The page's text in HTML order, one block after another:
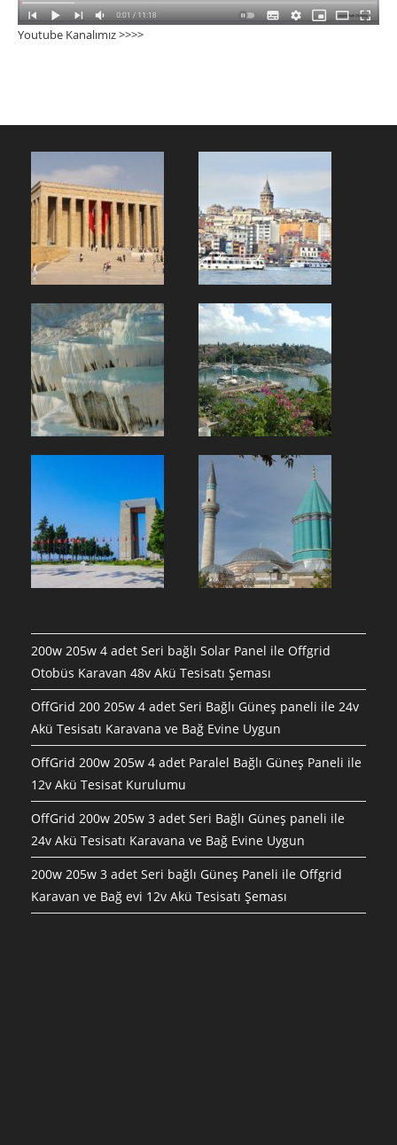
Youtube Kanalımız >>>>
200w 205w 4 adet Seri bağlı Solar Panel ile Offgrid
Otobüs Karavan 48v Akü Tesisatı Şeması
OffGrid 200 205w 4 adet Seri Bağlı Güneş paneli ile 24v
Akü Tesisatı Karavana ve Bağ Evine Uygun
OffGrid 200w 205w 4 adet Paralel Bağlı Güneş Paneli ile
12v Akü Tesisat Kurulumu
OffGrid 200w 205w 3 adet Seri Bağlı Güneş paneli ile
24v Akü Tesisatı Karavana ve Bağ Evine Uygun
200w 205w 3 adet Seri bağlı Güneş Paneli ile Offgrid
Karavan ve Bağ evi 12v Akü Tesisatı Şeması